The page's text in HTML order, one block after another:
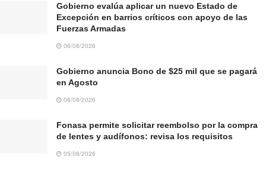
Gobierno evalúa aplicar un nuevo Estado de
Excepción en barrios críticos con apoyo de las
Fuerzas Armadas
06/08/2026
Gobierno anuncia Bono de $25 mil que se pagará
en Agosto
06/08/2026
Fonasa permite solicitar reembolso por la compra
de lentes y audífonos: revisa los requisitos
05/08/2026